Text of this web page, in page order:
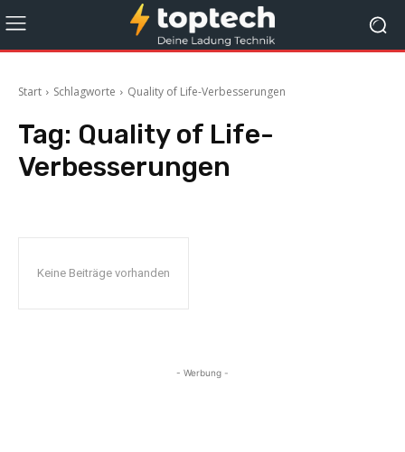
Start Schlagworte Quality of Life-Verbesserungen
Tag: Quality of Life-
Verbesserungen
Keine Beiträge vorhanden
- Werbung -